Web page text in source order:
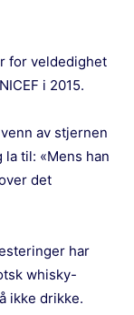
for veldedighet
i 2015.
av stjernen
til: «Mens han
det
har
whisky-
ikke drikke.